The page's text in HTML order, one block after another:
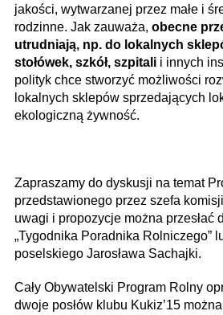
jakości, wytwarzanej przez małe i
rodzinne. Jak zauważa, obecne
utrudniają, np. do lokalnych
stołówek, szkół, szpitali i innych
polityk chce stworzyć możliwości
lokalnych sklepów sprzedających
ekologiczną żywność.
Zapraszamy do dyskusji na temat
przedstawionego przez szefa
uwagi i propozycje można przesłać
„Tygodnika Poradnika Rolniczego”
poselskiego Jarosława Sachajki.
Cały Obywatelski Program Rolny
dwoje posłów klubu Kukiz’15